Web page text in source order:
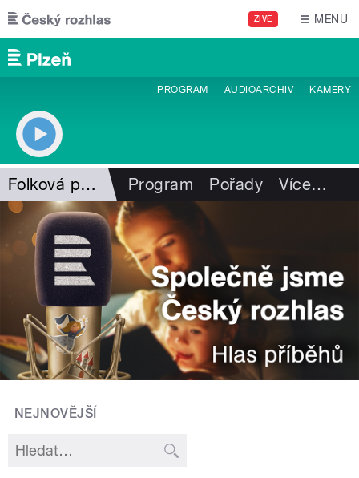
Přejít k hlavnímu obsahu
ŽIVĚ MENU
PROGRAM AUDIOARCHIV KAMERY
Folková pohlazení Program Pořady Více…
NEJNOVĚJŠÍ